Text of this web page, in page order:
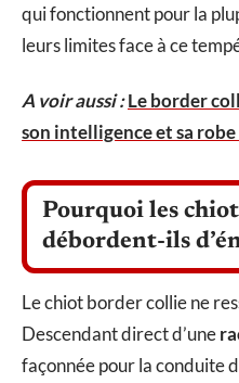
qui fonctionnent pour la
leurs limites face à ce
A voir aussi :Le border
son intelligence et sa
Pourquoi les
débordent-ils
Le chiot border collie ne
Descendant direct d’une
façonnée pour la conduite